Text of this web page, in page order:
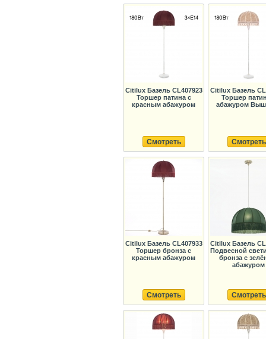
Citilux Базель CL407923
Торшер патина с
красным абажуром
Смотреть
Citilux Базель
Торшер
абажуром
Смотреть
Citilux Базель CL407933
Торшер бронза с
красным абажуром
Смотреть
Citilux Базель
Подвесной
бронза с
абажуром
Смотреть